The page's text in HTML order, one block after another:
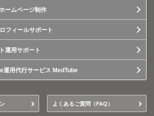
ームページ制作
フィールサポート
運用サポート
運用代行サービス MedTube
よくあるご質問（FAQ）